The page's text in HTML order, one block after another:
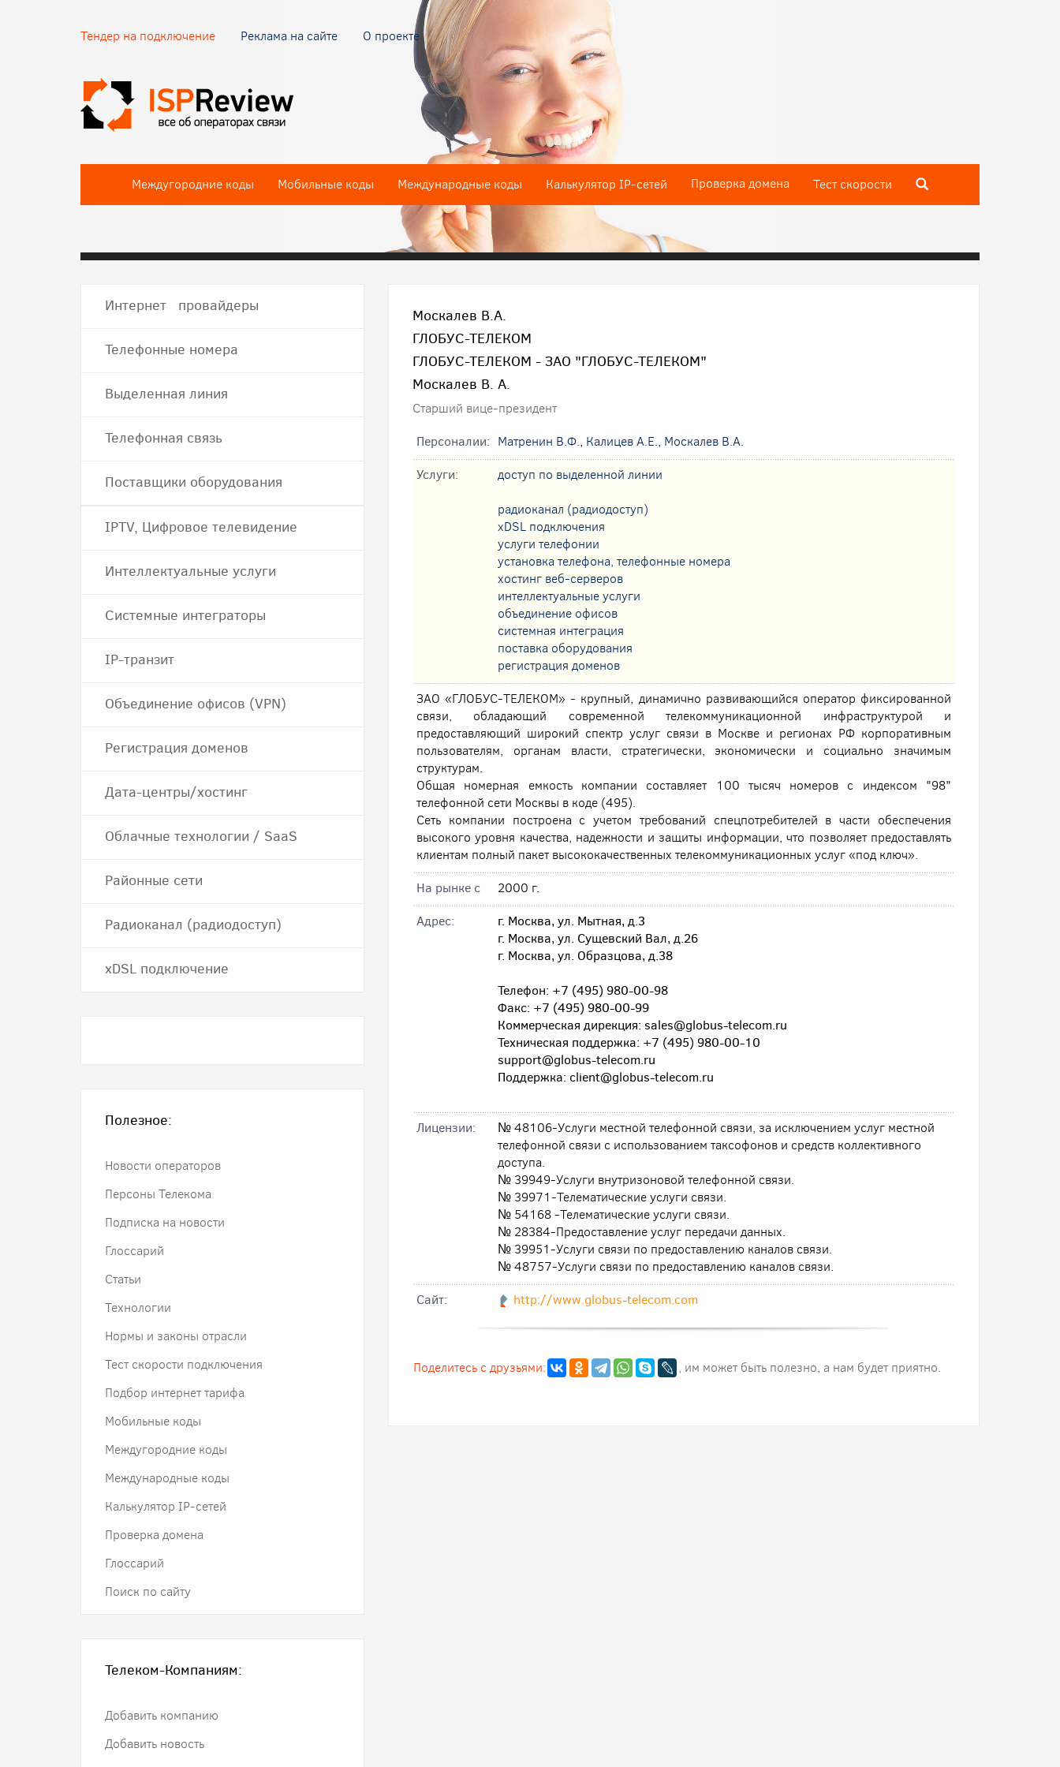
Тендер на подключение Реклама на сайте О проекте
Междугородние коды Мобильные коды Международные коды Калькулятор IP-сетей Проверка домена Тест скороcти
Москалев В.А.
ГЛОБУС-ТЕЛЕКОМ
ГЛОБУС-ТЕЛЕКОМ - ЗАО "ГЛОБУС-ТЕЛЕКОМ"
Москалев В. А.
Старший вице-президент
Персоналии: Матренин В.Ф., Калицев А.Е., Москалев В.А.
Услуги:
доступ по выделенной линии
радиоканал (радиодоступ)
xDSL подключения
услуги телефонии
установка телефона, телефонные номера
хостинг веб-серверов
интеллектуальные услуги
oбъединение офисов
системная интеграция
поставка оборудования
регистрация доменов
ЗАО «ГЛОБУС-ТЕЛЕКОМ» - крупный, динамично развивающийся оператор фиксированной
связи, обладающий современной телекоммуникационной инфраструктурой и
предоставляющий широкий спектр услуг связи в Москве и регионах РФ корпоративным
пользователям, органам власти, стратегически, экономически и социально значимым
структурам.
Общая номерная емкость компании составляет 100 тысяч номеров с индексом "98"
телефонной сети Москвы в коде (495).
Сеть компании построена с учетом требований спецпотребителей в части обеспечения
высокого уровня качества, надежности и защиты информации, что позволяет предоставлять
клиентам полный пакет высококачественных телекоммуникационных услуг «под ключ».
На рынке с
2000 г.
Адрес:
г. Москва, ул. Мытная, д.3
г. Москва, ул. Сущевский Вал, д.26
г. Москва, ул. Образцова, д.38
Телефон: +7 (495) 980-00-98
Факс: +7 (495) 980-00-99
Коммерческая дирекция: sales@globus-telecom.ru
Техническая поддержка: +7 (495) 980-00-10
support@globus-telecom.ru
Поддержка: client@globus-telecom.ru
Лицензии:
№ 48106-Услуги местной телефонной связи, за исключением услуг местной
телефонной связи с использованием таксофонов и средств коллективного
доступа.
№ 39949-Услуги внутризоновой телефонной связи.
№ 39971-Телематические услуги связи.
№ 54168 -Телематические услуги связи.
№ 28384-Предоставление услуг передачи данных.
№ 39951-Услуги связи по предоставлению каналов связи.
№ 48757-Услуги связи по предоставлению каналов связи.
Cайт:
http://www.globus-telecom.com
Поделитесь с друзьями: , им может быть полезно, а нам будет приятно.
Интернет провайдеры
Телефонные номера
Выделенная линия
Телефонная связь
Поставщики оборудования
IPTV, Цифровое телевидение
Интеллектуальные услуги
Системные интеграторы
IP-транзит
Объединение офисов (VPN)
Регистрация доменов
Дата-центры/хостинг
Облачные технологии / SaaS
Районные сети
Радиоканал (радиодоступ)
хDSL подключение
Полезное:
Новости операторов
Персоны Телекома
Подписка на новости
Глоссарий
Статьи
Технологии
Нормы и законы отрасли
Тест скорости подключения
Подбор интернет тарифа
Мобильные коды
Междугородние коды
Международные коды
Калькулятор IP-сетей
Проверка домена
Глоссарий
Поиск по сайту
Телеком-Компаниям:
Добавить компанию
Добавить новость